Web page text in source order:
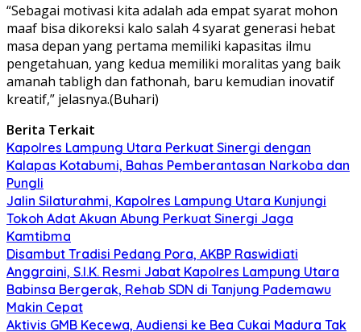
“Sebagai motivasi kita adalah ada empat syarat mohon
maaf bisa dikoreksi kalo salah 4 syarat generasi hebat
masa depan yang pertama memiliki kapasitas ilmu
pengetahuan, yang kedua memiliki moralitas yang baik
amanah tabligh dan fathonah, baru kemudian inovatif
kreatif,” jelasnya.(Buhari)
Berita Terkait
Kapolres Lampung Utara Perkuat Sinergi dengan
Kalapas Kotabumi, Bahas Pemberantasan Narkoba dan
Pungli
Jalin Silaturahmi, Kapolres Lampung Utara Kunjungi
Tokoh Adat Akuan Abung Perkuat Sinergi Jaga
Kamtibma
Disambut Tradisi Pedang Pora, AKBP Raswidiati
Anggraini, S.I.K. Resmi Jabat Kapolres Lampung Utara
Babinsa Bergerak, Rehab SDN di Tanjung Pademawu
Makin Cepat
Aktivis GMB Kecewa, Audiensi ke Bea Cukai Madura Tak